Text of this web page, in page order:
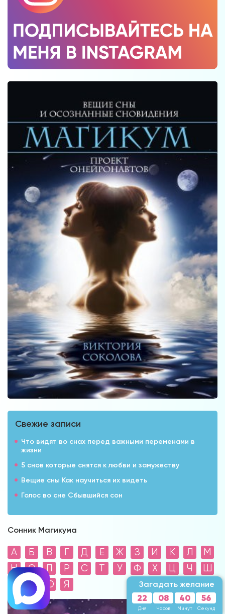
Свежие записи
Что видят во снах перед важными переменами в
жизни
5 снов которые снятся к любви и замужеству
Вещие сны Как научиться их видеть
Голос во сне Сбывшийся сон
Сонник Магикума
А Б В Г Д Е Ж З И К Л
М
Н
О П Р С Т У Ф Х Ц Ч
Ш
Щ
Э Ю Я Загадать желание
22
Дня
08
Часов
40
Минут
54
Секунды